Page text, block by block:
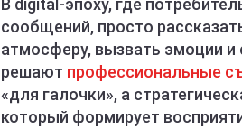
В digital-эпоху, где
сообщений, просто
атмосферу, вызвать эмоции
решают профессиональные
«для галочки», а
который формирует